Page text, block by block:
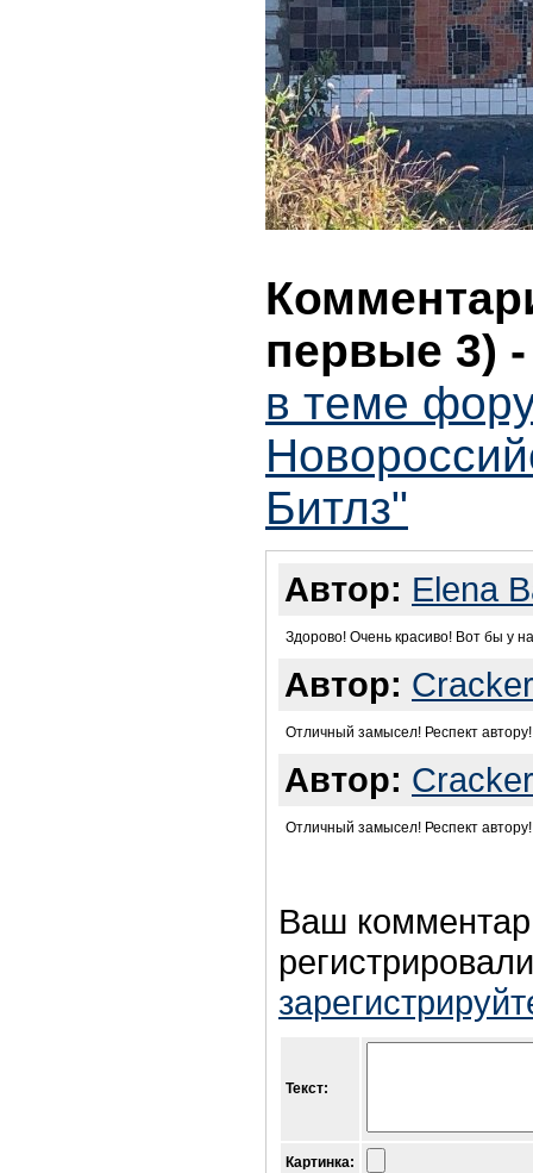
первые 3)
в теме
Битлз"
Автор: Elena
Здорово! Очень красиво! Вот бы у
Автор:
Отличный замысел! Респект автору!
Автор:
Отличный замысел! Респект автору!
Ваш
Текст:
Картинка: